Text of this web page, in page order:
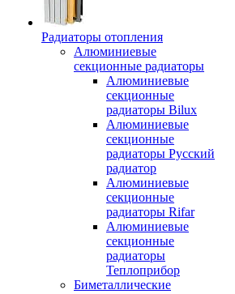
Радиаторы отопления
Алюминиевые
секционные радиаторы
Алюминиевые
секционные
радиаторы Bilux
Алюминиевые
секционные
радиаторы Русский
радиатор
Алюминиевые
секционные
радиаторы Rifar
Алюминиевые
секционные
радиаторы
Теплоприбор
Биметаллические